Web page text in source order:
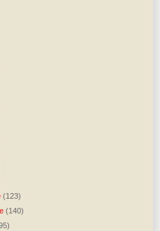
(123)
(140)